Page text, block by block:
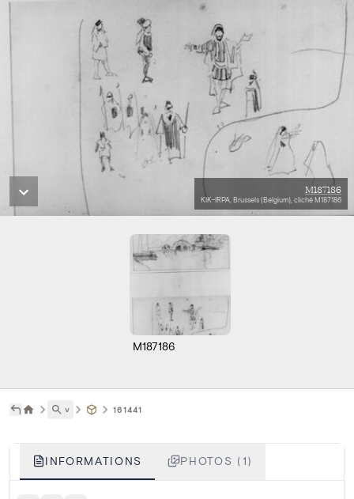
M187186
KIK-IRPA, Brussels (Belgium), cliché M187186
M187186
˅ 161441
INFORMATIONS PHOTOS (1)